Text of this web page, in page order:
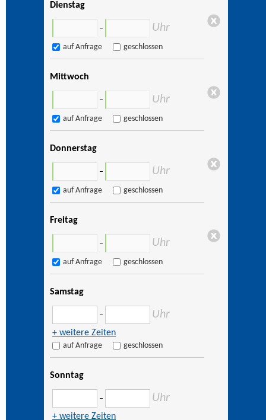
Dienstag
– Uhr
auf Anfrage geschlossen
Mittwoch
– Uhr
auf Anfrage geschlossen
Donnerstag
– Uhr
auf Anfrage geschlossen
Freitag
– Uhr
auf Anfrage geschlossen
Samstag
– Uhr
+ weitere Zeiten
auf Anfrage geschlossen
Sonntag
– Uhr
+ weitere Zeiten